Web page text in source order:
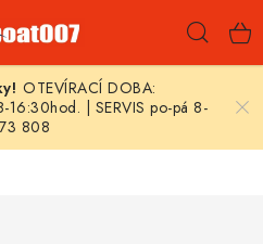
OTEVÍRACÍ DOBA:
16:30hod. | SERVIS po-pá 8-
808